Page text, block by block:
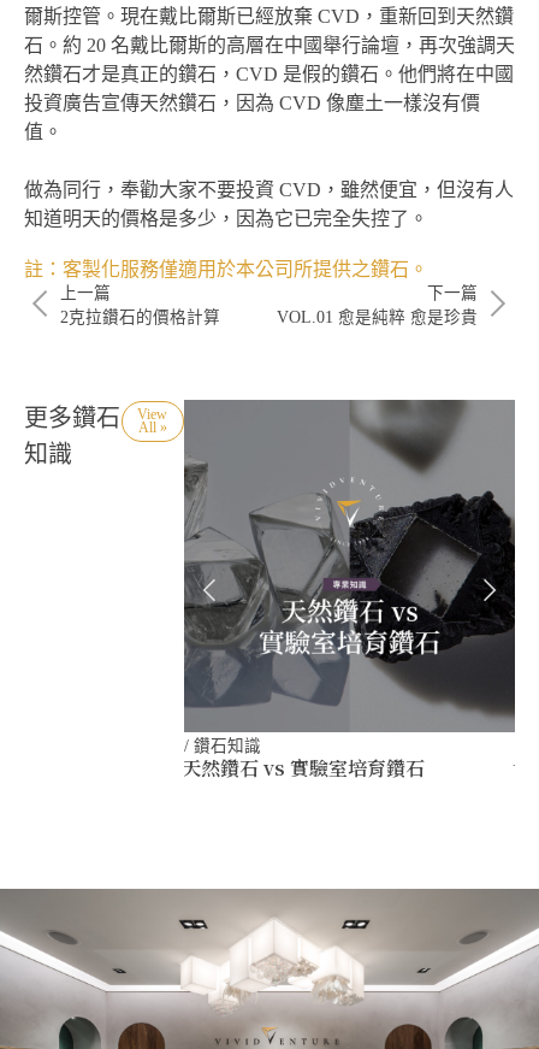
爾斯控管。現在戴比爾斯已經放棄 CVD，重新回到天然鑽
石。約 20 名戴比爾斯的高層在中國舉行論壇，再次強調天
然鑽石才是真正的鑽石，CVD 是假的鑽石。他們將在中國
投資廣告宣傳天然鑽石，因為 CVD 像塵土一樣沒有價
值。
做為同行，奉勸大家不要投資 CVD，雖然便宜，但沒有人
知道明天的價格是多少，因為它已完全失控了。
註：客製化服務僅適用於本公司所提供之鑽石。
上一篇
2克拉鑽石的價格計算
下一篇
VOL.01 愈是純粹 愈是珍貴
更多鑽石
知識
View
All »
/ 鑽石知識
天然鑽石 vs 實驗室培育鑽石 世